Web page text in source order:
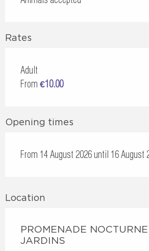
Rates
Adult
From €10.00
Opening times
From 14 August 2026 until 16 August
Location
PROMENADE
JARDINS